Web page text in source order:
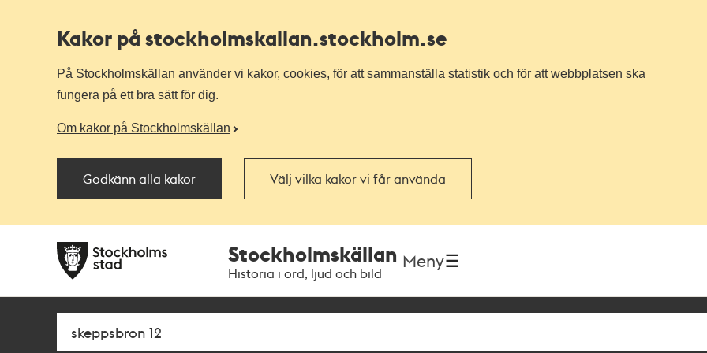
Kakor på stockholmskallan.stockholm.se
På Stockholmskällan använder vi kakor, cookies, för att sammanställa statistik och för att webbplatsen ska
fungera på ett bra sätt för dig.
Om kakor på Stockholmskällan
Godkänn alla kakor Välj vilka kakor vi får använda
navigationen
huvudinnehållet
Stockholmskällan
Historia i ord, ljud och bild
Meny
Sök